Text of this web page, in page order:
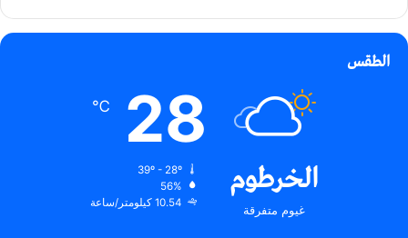
الطقس
الخرطوم
غيوم متفرقة
28
℃
56%
10.54 كيلومتر/ساعة